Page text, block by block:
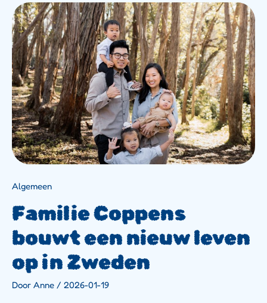
Algemeen
Familie Coppens
bouwt een nieuw leven
op in Zweden
Door Anne / 2026-01-19
Familie
Coppens
Bouwt
Een
Nieuw
Leven
Op
In
Zweden